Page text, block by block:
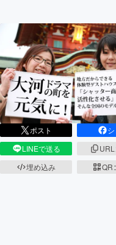
アート・写真
テクノロジー
映像・映画
ビジネス・起
まちづくり・
ポスト
LINEで送る
埋め込み
QR